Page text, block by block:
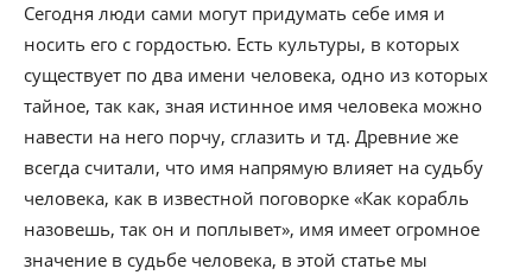
Сегодня люди сами могут придумать себе имя и
носить его с гордостью. Есть культуры, в которых
существует по два имени человека, одно из которых
тайное, так как, зная истинное имя человека можно
навести на него порчу, сглазить и тд. Древние же
всегда считали, что имя напрямую влияет на судьбу
человека, как в известной поговорке «Как корабль
назовешь, так он и поплывет», имя имеет огромное
значение в судьбе человека, в этой статье мы